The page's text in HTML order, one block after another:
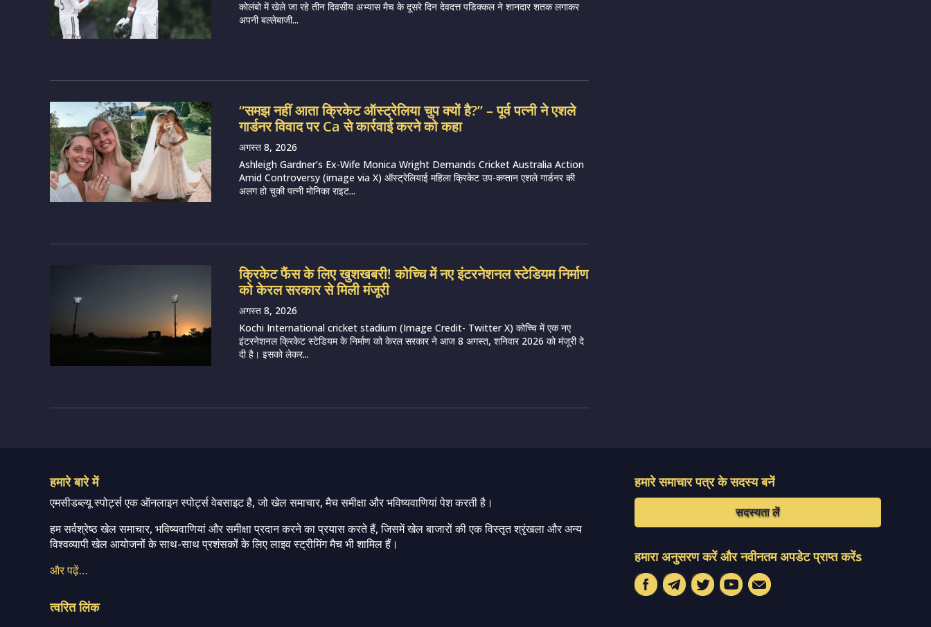
कोलंबो में खेले जा रहे तीन दिवसीय अभ्यास मैच के दूसरे दिन देवदत्त पडिक्कल ने शानदार शतक लगाकर
अपनी बल्लेबाजी...
“समझ नहीं आता क्रिकेट ऑस्ट्रेलिया चुप क्यों है?” – पूर्व पत्नी ने एशले
गार्डनर विवाद पर Ca से कार्रवाई करने को कहा
अगस्त 8, 2026
Ashleigh Gardner’s Ex-Wife Monica Wright Demands Cricket Australia Action
Amid Controversy (image via X) ऑस्ट्रेलियाई महिला क्रिकेट उप-कप्तान एशले गार्डनर की
अलग हो चुकी पत्नी मोनिका राइट...
क्रिकेट फैंस के लिए खुशखबरी! कोच्चि में नए इंटरनेशनल स्टेडियम निर्माण
को केरल सरकार से मिली मंजूरी
अगस्त 8, 2026
Kochi International cricket stadium (Image Credit- Twitter X) कोच्चि में एक नए
इंटरनेशनल क्रिकेट स्टेडियम के निर्माण को केरल सरकार ने आज 8 अगस्त, शनिवार 2026 को मंजूरी दे
दी है। इसको लेकर...
हमारे बारे में
एमसीडब्ल्यू स्पोर्ट्स एक ऑनलाइन स्पोर्ट्स वेबसाइट है, जो खेल समाचार, मैच समीक्षा और भविष्यवाणियां पेश करती है।
हम सर्वश्रेष्ठ खेल समाचार, भविष्यवाणियां और समीक्षा प्रदान करने का प्रयास करते हैं, जिसमें खेल बाजारों की एक विस्तृत श्रृंखला और अन्य
विश्वव्यापी खेल आयोजनों के साथ-साथ प्रशंसकों के लिए लाइव स्ट्रीमिंग मैच भी शामिल हैं।
और पढ़ें…
त्वरित लिंक
हमारे समाचार पत्र के सदस्य बनें
सदस्यता लें
हमारा अनुसरण करें और नवीनतम अपडेट प्राप्त करेंs